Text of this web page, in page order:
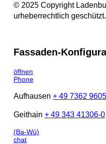
© 2025 Copyright
urheberrechtlich geschützt.
Fassaden-
öffnen
Phone
Aufhausen + 49 7362
Geithain + 49 343 41306-0
(Ba-Wü)
chat